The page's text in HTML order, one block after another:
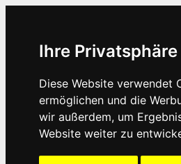
Ihre
Diese Website verwendet
ermöglichen und die
wir außerdem, um
Website weiter zu